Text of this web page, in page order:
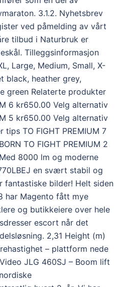
3.1.2. Nyhetsbrev
ved påmelding av vårt
tilbud i Naturbruk er
Tilleggsinformasjon
Large, Medium, Small, X-
black, heather grey,
green Relaterte produkter
6 kr650.00 Velg alternativ
5 kr650.00 Velg alternativ
TO FIGHT PREMIUM 7
TO FIGHT PREMIUM 2
8000 lm og moderne
en svært stabil og
bilder! Helt siden
har Magento fått mye
og butikkeiere over hele
escort når det
2,31 Height (m)
– plattform nede
JLG 460SJ – Boom lift